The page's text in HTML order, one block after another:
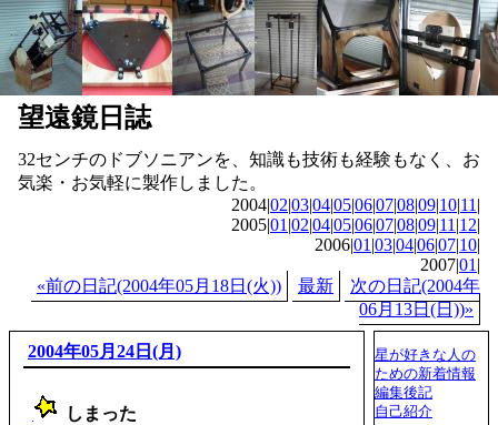
望遠鏡日誌
32センチのドブソニアンを、知識も技術も経験もなく、お
気楽・お気軽に製作しました。
2004|02|03|04|05|06|07|08|09|10|11 |
2005|01 |02|04|05|06|07|08|09|11 |12|
2006|01 |03|04|06|07|10|
2007|01 |
«前の日記(2004年05月18日(火))
最新
次の日記(2004年
06月13日(日))»
2004年05月24日(月)
しまった
星が好きな人の
ための新着情報
編集後記
自己紹介